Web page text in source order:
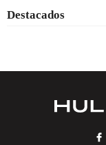
Destacados